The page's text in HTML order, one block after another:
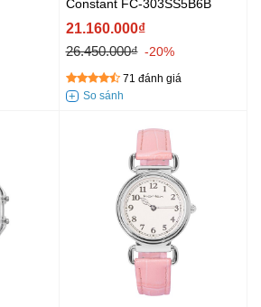
Constant FC-303SS5B6B
21.160.000₫
26.450.000₫ -20%
71 đánh giá